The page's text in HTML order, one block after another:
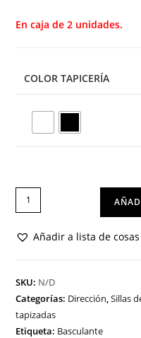
En caja de 2 unidades.
COLOR TAPICERÍA
SILLA
LONDRES
BG Añadir a lista de
SKU: N/D
Categorías: Dirección,Sillas
tapizadas
Etiqueta: Basculante